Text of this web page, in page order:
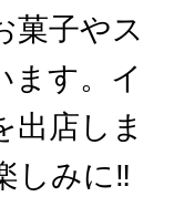
菓子やス
ます。イ
出店しま
しみに‼︎